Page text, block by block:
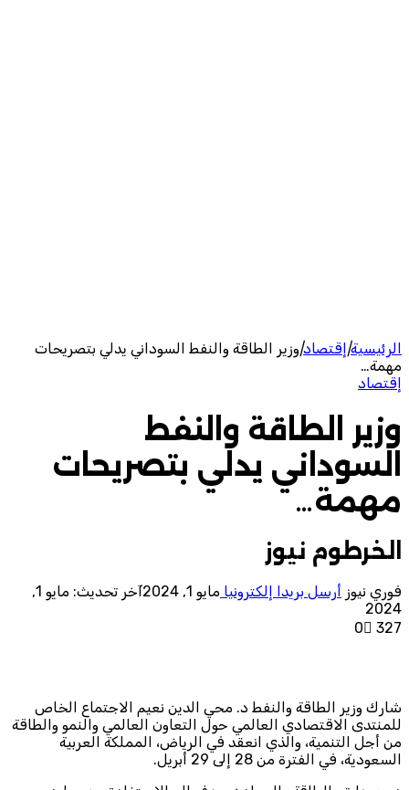
الرئيسية| إقتصاد|وزير الطاقة والنفط السوداني يدلي بتصريحات
مهمة…
إقتصاد
وزير الطاقة والنفط
السوداني يدلي بتصريحات
مهمة…
الخرطوم نيوز
فوري نيوز أرسل بريدا إلكترونيا مايو 1, 2024
آخر تحديث: مايو 1,
2024
0
327
شارك وزير الطاقة والنفط د. محي الدين نعيم الاجتماع الخاص
للمنتدى الاقتصادي العالمي حول التعاون العالمي والنمو والطاقة
من أجل التنمية، والذي انعقد في الرياض، المملكة العربية
السعودية، في الفترة من 28 إلى 29 أبريل.